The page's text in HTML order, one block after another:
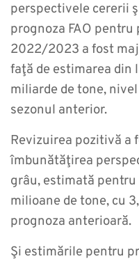
perspectivele cererii
prognoza FAO
2022/2023 a fost
faţă de estimarea din
miliarde de tone,
sezonul anterior.
Revizuirea pozitivă a
îmbunătăţirea
grâu, estimată
milioane de tone, cu
prognoza anterioară.
Şi estimările pentru